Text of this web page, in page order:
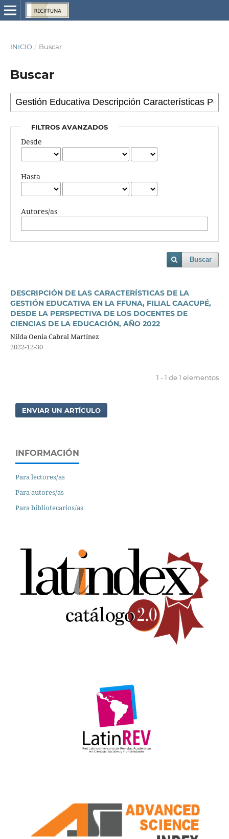
INICIO / Buscar
Buscar
FILTROS AVANZADOS
Desde
Hasta
Autores/as
Buscar
DESCRIPCIÓN DE LAS CARACTERÍSTICAS DE LA
GESTIÓN EDUCATIVA EN LA FFUNA, FILIAL CAACUPÉ,
DESDE LA PERSPECTIVA DE LOS DOCENTES DE
CIENCIAS DE LA EDUCACIÓN, AÑO 2022
Nilda Oenia Cabral Martínez
2022-12-30
1 - 1 de 1 elementos
ENVIAR UN ARTÍCULO
INFORMACIÓN
Para lectores/as
Para autores/as
Para bibliotecarios/as